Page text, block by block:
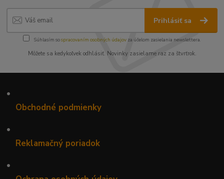
Prihlásiť sa
Súhlasím sospracovaním osobných údajov za účelom zasielania newslettera.
Môžete sa kedykoľvek odhlásiť. Novinky zasielame raz za štvrťrok.
•
Obchodné podmienky
•
Reklamačný poriadok
•